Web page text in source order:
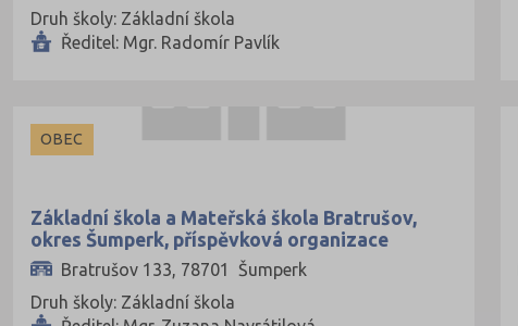
Druh školy: Základní škola
Ředitel: Mgr. Radomír Pavlík
OBEC
Základní škola a Mateřská škola Bratrušov,
okres Šumperk, příspěvková organizace
Bratrušov 133, 78701 Šumperk
Druh školy: Základní škola